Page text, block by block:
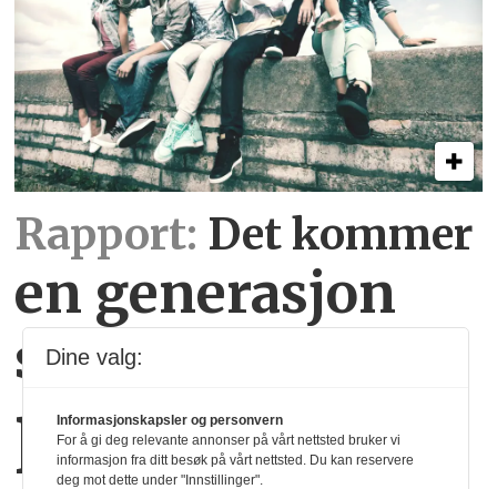
Rapport: Det kommer
en generasjon
som ønsker å stå
på egne bein
Dine valg:
Informasjonskapsler og personvern
For å gi deg relevante annonser på vårt nettsted bruker vi
informasjon fra ditt besøk på vårt nettsted. Du kan reservere
deg mot dette under "Innstillinger".